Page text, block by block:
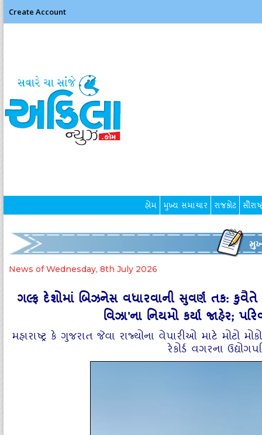
Create Account
હોમ મુખ્ય સમાચાર રાજકોટ
News of Wednesday, 8th July 2026
ગલ્ફ દેશોમાં બિઝનેસ વધારવાની સુવર્ણ તક: કુવૈતે
વિઝા'ના નિયમો કર્યા જાહેર;
મહારાષ્ટ્ર કે ગુજરાત જેવા રાજ્યોના વેપારીઓ માટે મોટો
રેકોર્ડ વગરના